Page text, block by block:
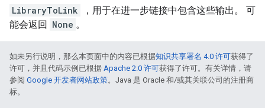
LibraryToLink
，用于在进一步链接中包含这些输出。 可
能会返回 None 。
如未另行说明，那么本页面中的内容已根据知识共享署名 4.0 许可获得了
许可，并且代码示例已根据 Apache 2.0 许可获得了许可。有关详情，请
参阅 Google 开发者网站政策。Java 是 Oracle 和/或其关联公司的注册商
标。